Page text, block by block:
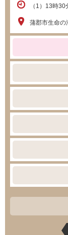
（1）13時
蒲郡市生命の